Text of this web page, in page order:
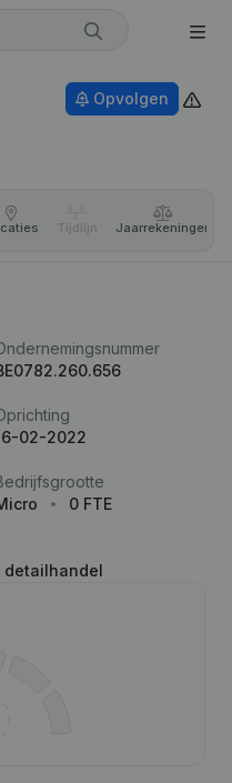
Opvolgen
Tijdlijn Jaar­rekeningen
02-2022
0 FTE
detailhandel